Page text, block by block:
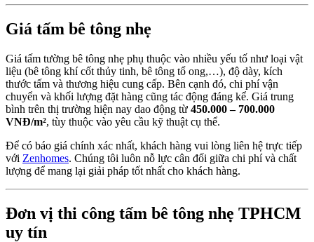
Giá tấm bê tông nhẹ
Giá tấm tường bê tông nhẹ phụ thuộc vào nhiều yếu tố như loại vật
liệu (bê tông khí cốt thủy tinh, bê tông tổ ong,…), độ dày, kích
thước tấm và thương hiệu cung cấp. Bên cạnh đó, chi phí vận
chuyển và khối lượng đặt hàng cũng tác động đáng kể. Giá trung
bình trên thị trường hiện nay dao động từ 450.000 – 700.000
VNĐ/m², tùy thuộc vào yêu cầu kỹ thuật cụ thể.
Để có báo giá chính xác nhất, khách hàng vui lòng liên hệ trực tiếp
với Zenhomes. Chúng tôi luôn nỗ lực cân đối giữa chi phí và chất
lượng để mang lại giải pháp tốt nhất cho khách hàng.
Đơn vị thi công tấm bê tông nhẹ TPHCM
uy tín